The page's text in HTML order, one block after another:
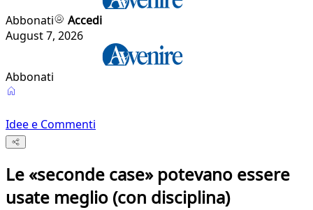
Abbonati
Accedi
August 7, 2026
Abbonati
Idee e Commenti
Le «seconde case» potevano essere
usate meglio (con disciplina)